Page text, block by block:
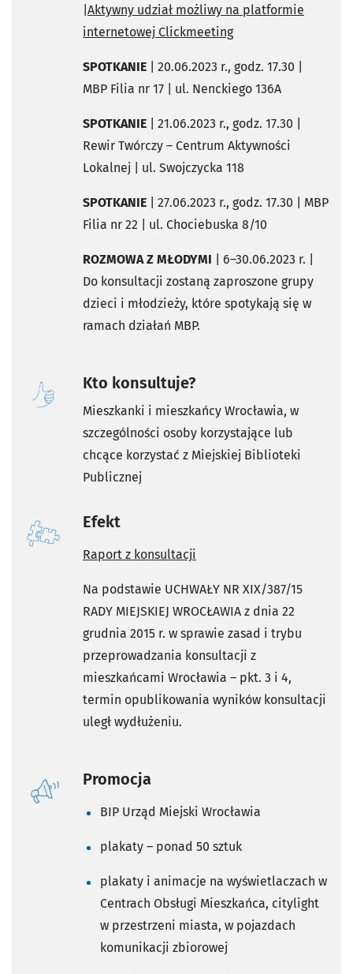
Aktywny udział możliwy na platformie
internetowej Clickmeeting
SPOTKANIE | 20.06.2023 r., godz. 17.30 |
MBP Filia nr 17 | ul. Nenckiego 136A
SPOTKANIE | 21.06.2023 r., godz. 17.30 |
Rewir Twórczy – Centrum Aktywności
Lokalnej | ul. Swojczycka 118
SPOTKANIE | 27.06.2023 r., godz. 17.30 | MBP
Filia nr 22 | ul. Chociebuska 8/10
ROZMOWA Z MŁODYMI | 6–30.06.2023 r. |
Do konsultacji zostaną zaproszone grupy
dzieci i młodzieży, które spotykają się w
ramach działań MBP.
Kto konsultuje?
Mieszkanki i mieszkańcy Wrocławia, w
szczególności osoby korzystające lub
chcące korzystać z Miejskiej Biblioteki
Publicznej
Efekt
Raport z konsultacji
Na podstawie UCHWAŁY NR XIX/387/15
RADY MIEJSKIEJ WROCŁAWIA z dnia 22
grudnia 2015 r. w sprawie zasad i trybu
przeprowadzania konsultacji z
mieszkańcami Wrocławia – pkt. 3 i 4,
termin opublikowania wyników konsultacji
uległ wydłużeniu.
Promocja
BIP Urząd Miejski Wrocławia
plakaty – ponad 50 sztuk
plakaty i animacje na wyświetlaczach w
Centrach Obsługi Mieszkańca, citylight
w przestrzeni miasta, w pojazdach
komunikacji zbiorowej